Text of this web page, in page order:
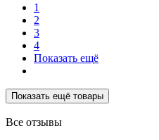
1
2
3
4
Показать ещё
Показать ещё товары
Все отзывы